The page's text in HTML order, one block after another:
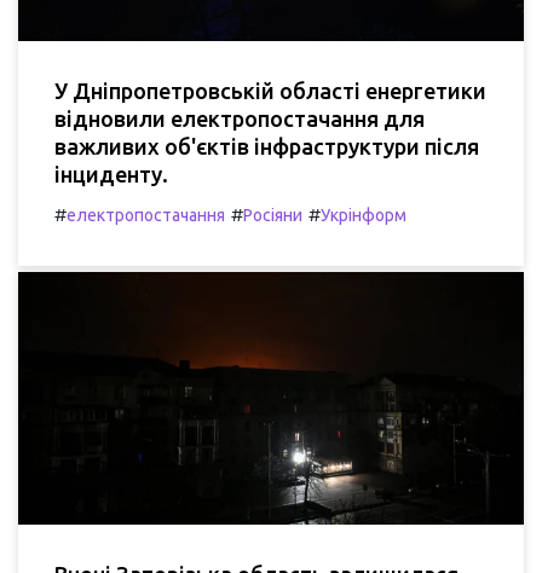
У Дніпропетровській області енергетики
відновили електропостачання для
важливих об'єктів інфраструктури після
інциденту.
#електропостачання #Росіяни #Укрінформ